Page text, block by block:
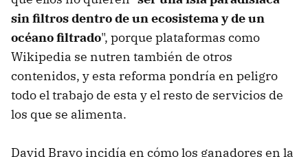
sin filtros dentro de un ecosistema y de un
océano filtrado", porque plataformas como
Wikipedia se nutren también de otros
contenidos, y esta reforma pondría en peligro
todo el trabajo de esta y el resto de servicios de
los que se alimenta.
David Bravo incidía en cómo los ganadores en la